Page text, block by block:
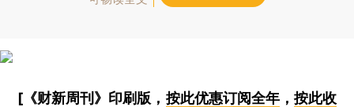
[《财新周刊》印刷版， 按此优惠订阅全年， 按此收